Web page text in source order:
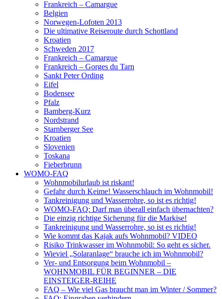
Frankreich – Camargue
Belgien
Norwegen-Lofoten 2013
Die ultimative Reiseroute durch Schottland
Kroatien
Schweden 2017
Frankreich – Camargue
Frankreich – Gorges du Tarn
Sankt Peter Ording
Eifel
Bodensee
Pfalz
Bamberg-Kurz
Nordstrand
Starnberger See
Kroatien
Slovenien
Toskana
Fieberbrunn
WOMO-FAQ
Wohnmobilurlaub ist riskant!
Gefahr durch Keime! Wasserschlauch im Wohnmobil!
Tankreinigung und Wasserrohre, so ist es richtig!
WOMO-FAQ: Darf man überall einfach übernachten?
Die einzig richtige Sicherung für die Markise!
Tankreinigung und Wasserrohre, so ist es richtig!
Wie kommt das Kajak aufs Wohnmobil? VIDEO
Risiko Trinkwasser im Wohnmobil: So geht es sicher.
Wieviel „Solaranlage“ brauche ich im Wohnmobil?
Ver- und Entsorgung beim Wohnmobil –
WOHNMOBIL FÜR BEGINNER – DIE
EINSTEIGER-REIHE
FAQ – Wie viel Gas braucht man im Winter / Sommer?